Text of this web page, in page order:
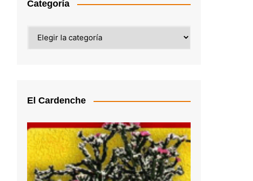
Categoría
El Cardenche